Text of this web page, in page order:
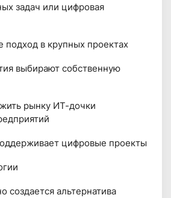
задач или цифровая
в крупных проектах
выбирают собственную
рынку ИТ-дочки
цифровые проекты
создается альтернатива